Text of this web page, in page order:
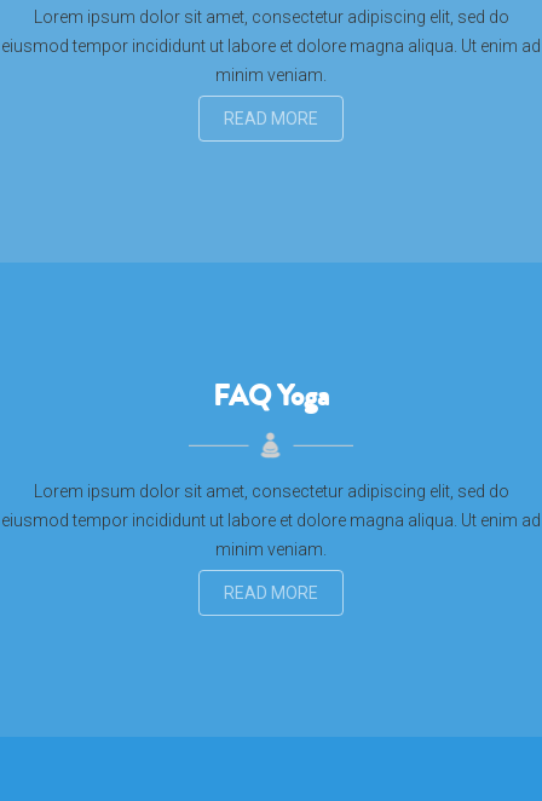
Lorem ipsum dolor sit amet, consectetur adipiscing elit, sed do
eiusmod tempor incididunt ut labore et dolore magna aliqua. Ut enim ad
minim veniam.
READ MORE
FAQ Yoga
Lorem ipsum dolor sit amet, consectetur adipiscing elit, sed do
eiusmod tempor incididunt ut labore et dolore magna aliqua. Ut enim ad
minim veniam.
READ MORE